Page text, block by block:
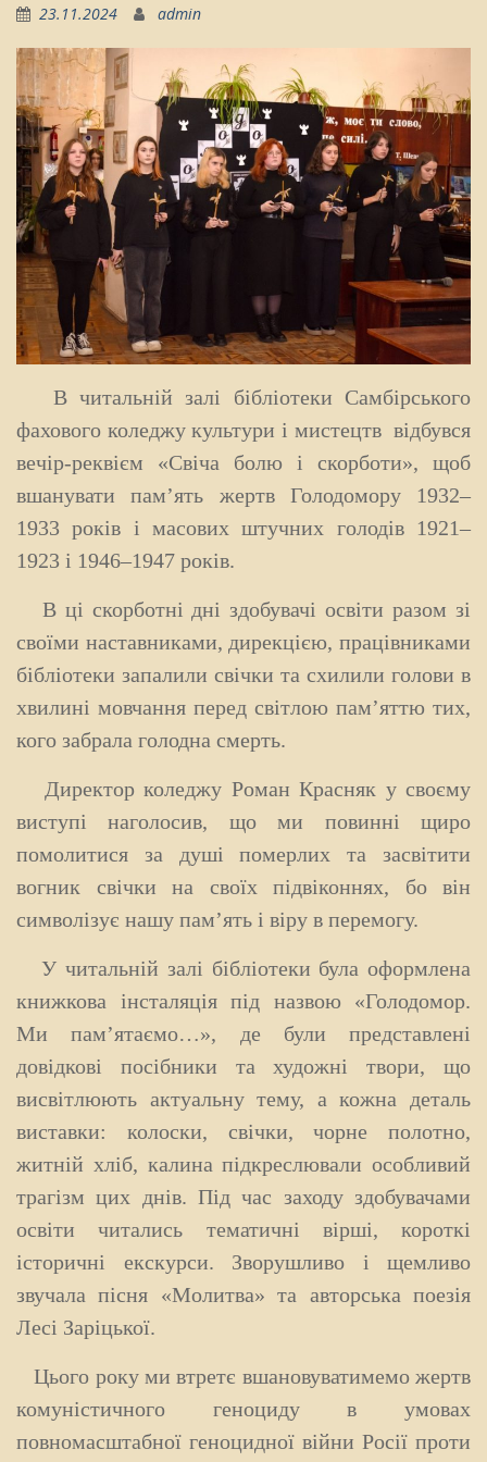
23.11.2024 admin
В читальній залі бібліотеки Самбірського
фахового коледжу культури і мистецтв відбувся
вечір-реквієм «Свіча болю і скорботи», щоб
вшанувати пам’ять жертв Голодомору 1932–
1933 років і масових штучних голодів 1921–
1923 і 1946–1947 років.
В ці скорботні дні здобувачі освіти разом зі
своїми наставниками, дирекцією, працівниками
бібліотеки запалили свічки та схилили голови в
хвилині мовчання перед світлою памʼяттю тих,
кого забрала голодна смерть.
Директор коледжу Роман Красняк у своєму
виступі наголосив, що ми повинні щиро
помолитися за душі померлих та засвітити
вогник свічки на своїх підвіконнях, бо він
символізує нашу пам’ять і віру в перемогу.
У читальній залі бібліотеки була оформлена
книжкова інсталяція під назвою «Голодомор.
Ми пам’ятаємо…», де були представлені
довідкові посібники та художні твори, що
висвітлюють актуальну тему, а кожна деталь
виставки: колоски, свічки, чорне полотно,
житній хліб, калина підкреслювали особливий
трагізм цих днів. Під час заходу здобувачами
освіти читались тематичні вірші, короткі
історичні екскурси. Зворушливо і щемливо
звучала пісня «Молитва» та авторська поезія
Лесі Заріцької.
Цього року ми втретє вшановуватимемо жертв
комуністичного геноциду в умовах
повномасштабної геноцидної війни Росії проти